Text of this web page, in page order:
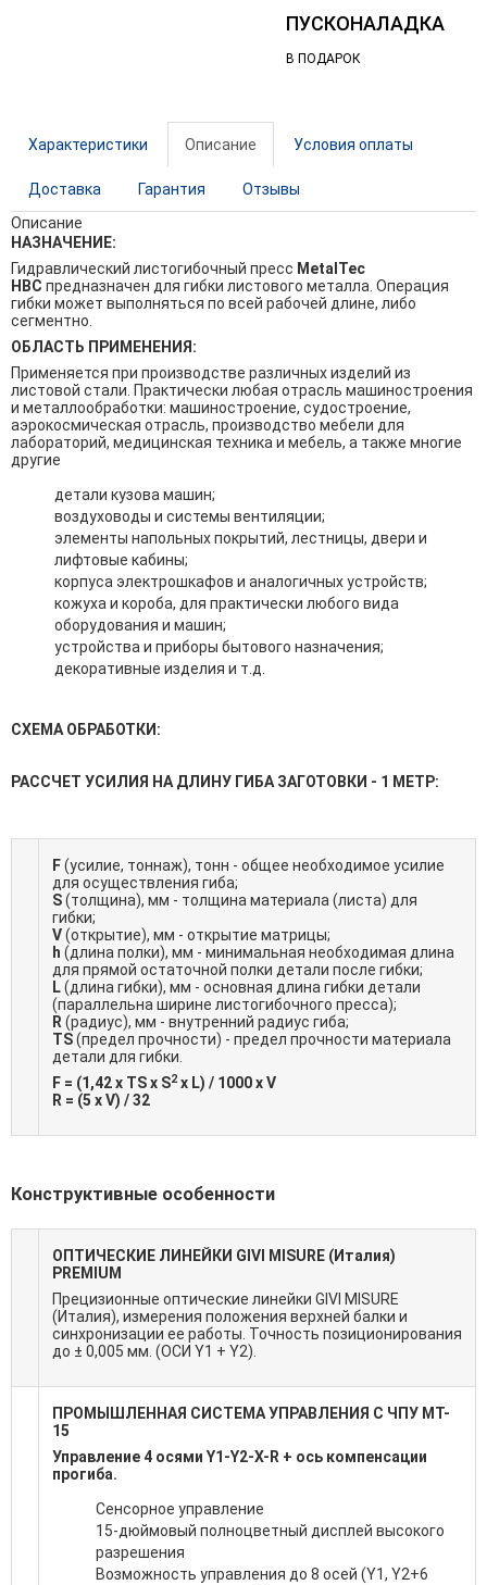
ПУСКОНАЛАДКА
В ПОДАРОК
Характеристики Описание Условия оплаты
Доставка Гарантия
Отзывы
Описание
НАЗНАЧЕНИЕ:
Гидравлический листогибочный пресс MetalTec
HBС предназначен для гибки листового металла. Операция
гибки может выполняться по всей рабочей длине, либо
сегментно.
ОБЛАСТЬ ПРИМЕНЕНИЯ:
Применяется при производстве различных изделий из
листовой стали. Практически любая отрасль машиностроения
и металлообработки: машиностроение, судостроение,
аэрокосмическая отрасль, производство мебели для
лабораторий, медицинская техника и мебель, а также многие
другие
детали кузова машин;
воздуховоды и системы вентиляции;
элементы напольных покрытий, лестницы, двери и
лифтовые кабины;
корпуса электрошкафов и аналогичных устройств;
кожуха и короба, для практически любого вида
оборудования и машин;
устройства и приборы бытового назначения;
декоративные изделия и т.д.
СХЕМА ОБРАБОТКИ:
РАССЧЕТ УСИЛИЯ НА ДЛИНУ ГИБА ЗАГОТОВКИ - 1 МЕТР:
F(усилие, тоннаж), тонн - общее необходимое усилие
для осуществления гиба;
S(толщина), мм - толщина материала (листа) для
гибки;
V(открытие), мм - открытие матрицы;
h (длина полки), мм - минимальная необходимая длина
для прямой остаточной полки детали после гибки;
L(длина гибки), мм - основная длина гибки детали
(параллельна ширине листогибочного пресса);
R (радиус), мм - внутренний радиус гиба;
TS(предел прочности) - предел прочности материала
детали для гибки.
F = (1,42 x TS x S2x L) / 1000 x V
R = (5 x V) / 32
Конструктивные особенности
ОПТИЧЕСКИЕ ЛИНЕЙКИ GIVI MISURE (Италия)
PREMIUM
Прецизионные оптические линейки GIVI MISURE
(Италия), измерения положения верхней балки и
синхронизации ее работы. Точность позиционирования
до ± 0,005 мм. (ОСИ Y1 + Y2).
ПРОМЫШЛЕННАЯ СИСТЕМА УПРАВЛЕНИЯ С ЧПУ MT-
15
Управление 4 осями Y1-Y2-X-R + ось компенсации
прогиба.
Сенсорное управление
15-дюймовый полноцветный дисплей высокого
разрешения
Возможность управления до 8 осей (Y1, Y2+6